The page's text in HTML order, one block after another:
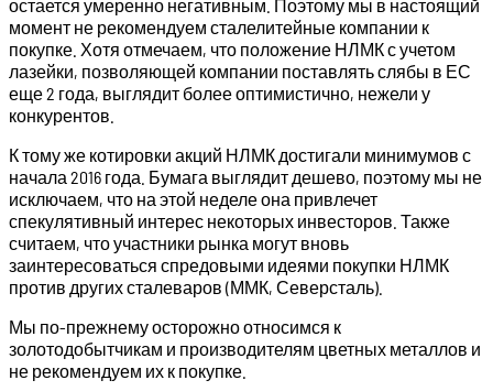
остается умеренно негативным. Поэтому мы в настоящий
момент не рекомендуем сталелитейные компании к
покупке. Хотя отмечаем, что положение НЛМК с учетом
лазейки, позволяющей компании поставлять слябы в ЕС
еще 2 года, выглядит более оптимистично, нежели у
конкурентов.
К тому же котировки акций НЛМК достигали минимумов с
начала 2016 года. Бумага выглядит дешево, поэтому мы не
исключаем, что на этой неделе она привлечет
спекулятивный интерес некоторых инвесторов. Также
считаем, что участники рынка могут вновь
заинтересоваться спредовыми идеями покупки НЛМК
против других сталеваров (ММК, Северсталь).
Мы по-прежнему осторожно относимся к
золотодобытчикам и производителям цветных металлов и
не рекомендуем их к покупке.